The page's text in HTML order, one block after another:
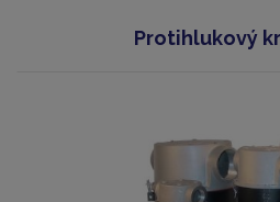
Protihlukový